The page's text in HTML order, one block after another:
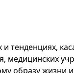
тенденциях,
образу